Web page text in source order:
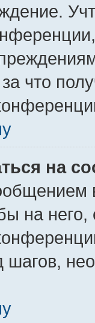
что
на
на
шагов,